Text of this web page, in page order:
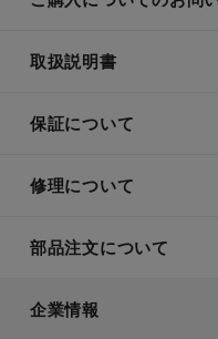
取扱説明書
保証について
修理について
部品注文について
企業情報